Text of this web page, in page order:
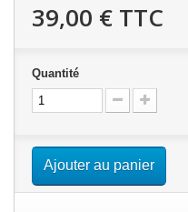
39,00 € TTC
Quantité
Ajouter au panier